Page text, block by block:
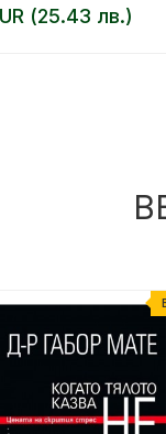
(25.43 лв.)